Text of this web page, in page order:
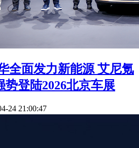
全面发力新能源 艾尼氪
势登陆2026北京车展
24 21:00:47